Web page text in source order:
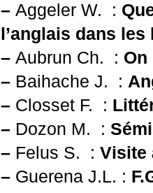
– Aggeler W. :
l’anglais dans
– Aubrun Ch. :
– Baihache J. :
– Closset F. :
– Dozon M. :
– Felus S. : Visite
– Guerena J.L. :